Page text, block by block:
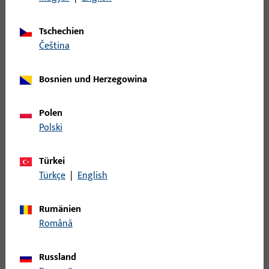
LAPPENSCHLIESSBLECH, DIN LS, AUS NICHTROST.STAHL,ECKIG,
L28/43x200x1,5-EKG
LAPPENSCHLIESSBLECHE DIN RS AUS NICHTROST.STAHL,ECKIG,
WINKELSCHLIESSBLECHE DIN LS AUS NICHTROST.STAHL,ECKIG,
200x24x26x2
B 9000 0204 | SCHLIESSBLECH-R-
Tschechien
čeština
Bosnien und Herzegowina
Polen
Polski
Türkei
Türkçe | English
Rumänien
Română
Russland